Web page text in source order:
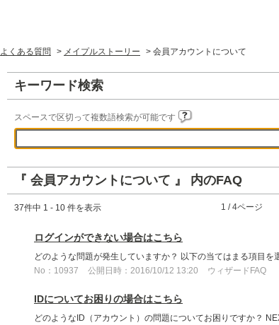
よくある質問 > メイプルストーリー > 会員アカウントについて
キーワード検索
スペースで区切って複数語検索が可能です
『 会員アカウントについて 』 内のFAQ
37件中 1 - 10 件を表示 1 / 4ページ
ログインができない場合はこちら
どのような問題が発生していますか？ 以下の当てはまる項目を
No：10937 公開日時：2016/10/12 13:20 ウィザードFAQ
IDについてお困りの場合はこちら
どのようなID（アカウント）の問題についてお困りですか？